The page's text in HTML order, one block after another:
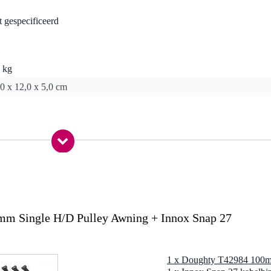
gespecificeerd
kg
x 12,0 x 5,0 cm
enkelvoudige katrollen
Single H/D Pulley Awning + Innox Snap 27